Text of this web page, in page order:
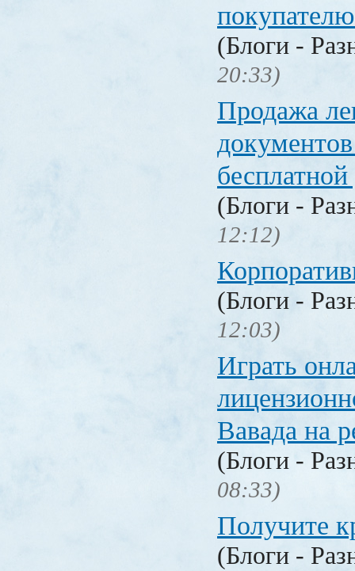
(Блоги -
20:33)
Продажа
(Блоги -
12:12)
(Блоги -
12:03)
Играть
Вавада на
(Блоги -
08:33)
Получите
(Блоги -